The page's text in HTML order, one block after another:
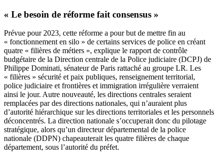
« Le besoin de réforme fait consensus »
Prévue pour 2023, cette réforme a pour but de mettre fin au
« fonctionnement en silo » de certains services de police en créant
quatre « filières de métiers », explique le rapport de contrôle
budgétaire de la Direction centrale de la Police judiciaire (DCPJ) de
Philippe Dominati, sénateur de Paris rattaché au groupe LR. Les
« filières » sécurité et paix publiques, renseignement territorial,
police judiciaire et frontières et immigration irrégulière verraient
ainsi le jour. Autre nouveauté, les directions centrales seraient
remplacées par des directions nationales, qui n’auraient plus
d’autorité hiérarchique sur les directions territoriales et les personnels
déconcentrés. La direction nationale s’occuperait donc du pilotage
stratégique, alors qu’un directeur départemental de la police
nationale (DDPN) chapeauterait les quatre filières de chaque
département, sous l’autorité du préfet.